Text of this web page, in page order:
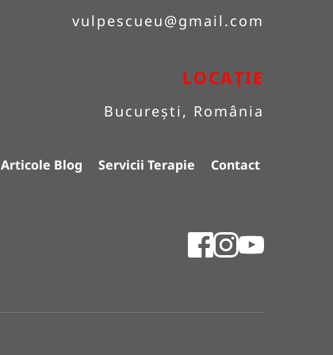
vulpescueu@gmail.com
LOCAȚIE
București, România
Articole Blog Servicii Terapie Contact